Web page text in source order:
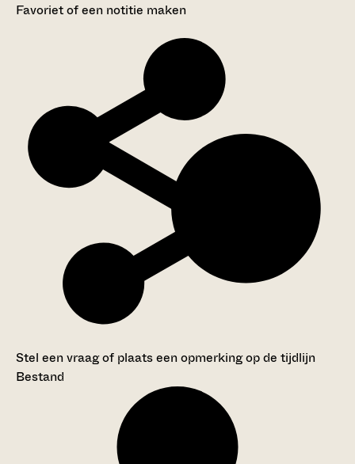
Favoriet of een notitie maken
Stel een vraag of plaats een opmerking op de tijdlijn
Bestand